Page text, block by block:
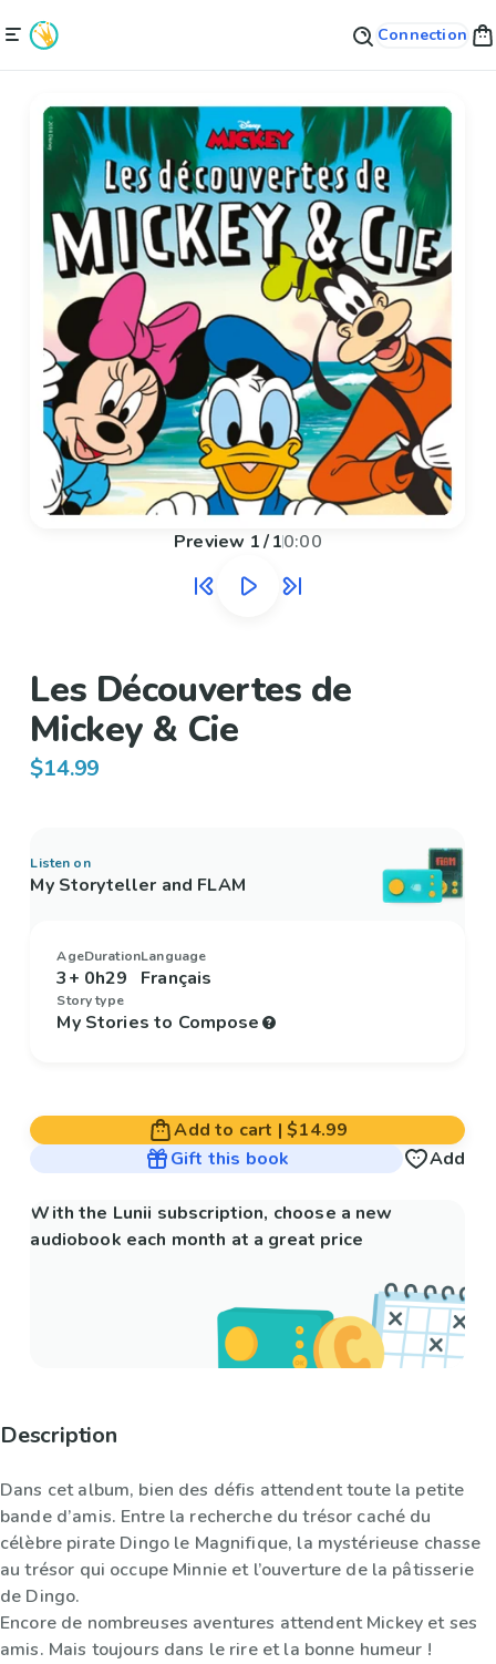
Connection
Preview 1/10:00
Les Découvertes de
Mickey & Cie
$14.99
Listen on
My Storyteller and FLAM
Age
3+
Duration
0h29
Language
Français
Story type
My Stories to Compose
Add to cart |$14.99
Gift this book
Add
With the Lunii subscription, choose a new
audiobook each month at a great price
Description
Dans cet album, bien des défis attendent toute la petite
bande d’amis. Entre la recherche du trésor caché du
célèbre pirate Dingo le Magnifique, la mystérieuse chasse
au trésor qui occupe Minnie et l’ouverture de la pâtisserie
de Dingo.
Encore de nombreuses aventures attendent Mickey et ses
amis. Mais toujours dans le rire et la bonne humeur !